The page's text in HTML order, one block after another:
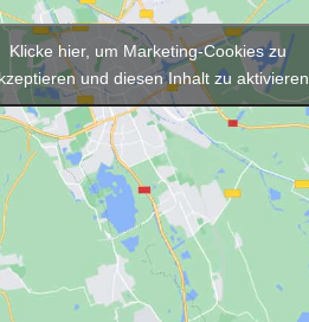
Klicke hier, um Marketing-Cookies zu
und diesen Inhalt zu aktivieren